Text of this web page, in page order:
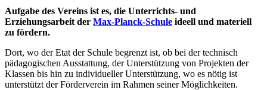
Aufgabe des Vereins ist es, die Unterrichts- und
Erziehungsarbeit der Max-Planck-Schule ideell und materiell
zu fördern.
Dort, wo der Etat der Schule begrenzt ist, ob bei der technisch
pädagogischen Ausstattung, der Unterstützung von Projekten der
Klassen bis hin zu individueller Unterstützung, wo es nötig ist
unterstützt der Förderverein im Rahmen seiner Möglichkeiten.